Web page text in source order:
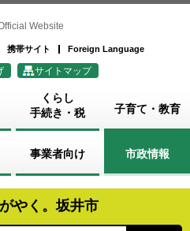
Website
携帯サイト Foreign Language
サイトマップ
くらし
手続き・税
子育て・教育
事業者向け 市政情報
やく。坂井市